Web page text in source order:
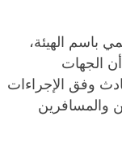
باسم الهيئة،
أن الجهات
وفق الإجراءات
والمسافرين